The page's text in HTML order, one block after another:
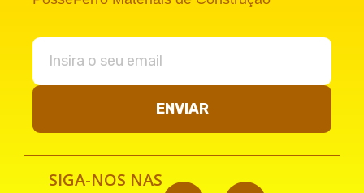
ENVIAR
SIGA-NOS NAS